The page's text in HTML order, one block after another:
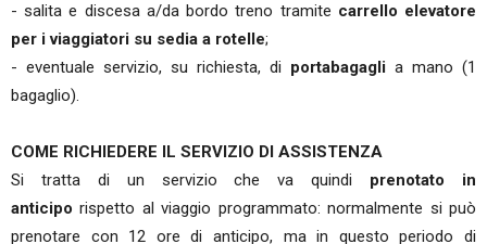
- salita e discesa a/da bordo treno tramite carrello elevatore
per i viaggiatori su sedia a rotelle;
- eventuale servizio, su richiesta, di portabagagli a mano (1
bagaglio).
COME RICHIEDERE IL SERVIZIO DI ASSISTENZA
Si tratta di un servizio che va quindi prenotato in
anticipo rispetto al viaggio programmato: normalmente si può
prenotare con 12 ore di anticipo, ma in questo periodo di